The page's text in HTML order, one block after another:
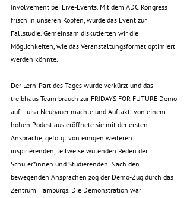
Involvement bei Live-Events. Mit dem ADC Kongress
frisch in unseren Köpfen, wurde das Event zur
Fallstudie. Gemeinsam diskutierten wir die
Möglichkeiten, wie das Veranstaltungsformat optimiert
werden könnte.
Der Lern-Part des Tages wurde verkürzt und das
treibhaus Team brauch zur FRIDAYS FOR FUTURE Demo
auf. Luisa Neubauer machte und Auftakt: von einem
hohen Podest aus eröffnete sie mit der ersten
Ansprache, gefolgt von einigen weiteren
inspirierenden, teilweise wütenden Reden der
Schüler*innen und Studierenden. Nach den
bewegenden Ansprachen zog der Demo-Zug durch das
Zentrum Hamburgs. Die Demonstration war